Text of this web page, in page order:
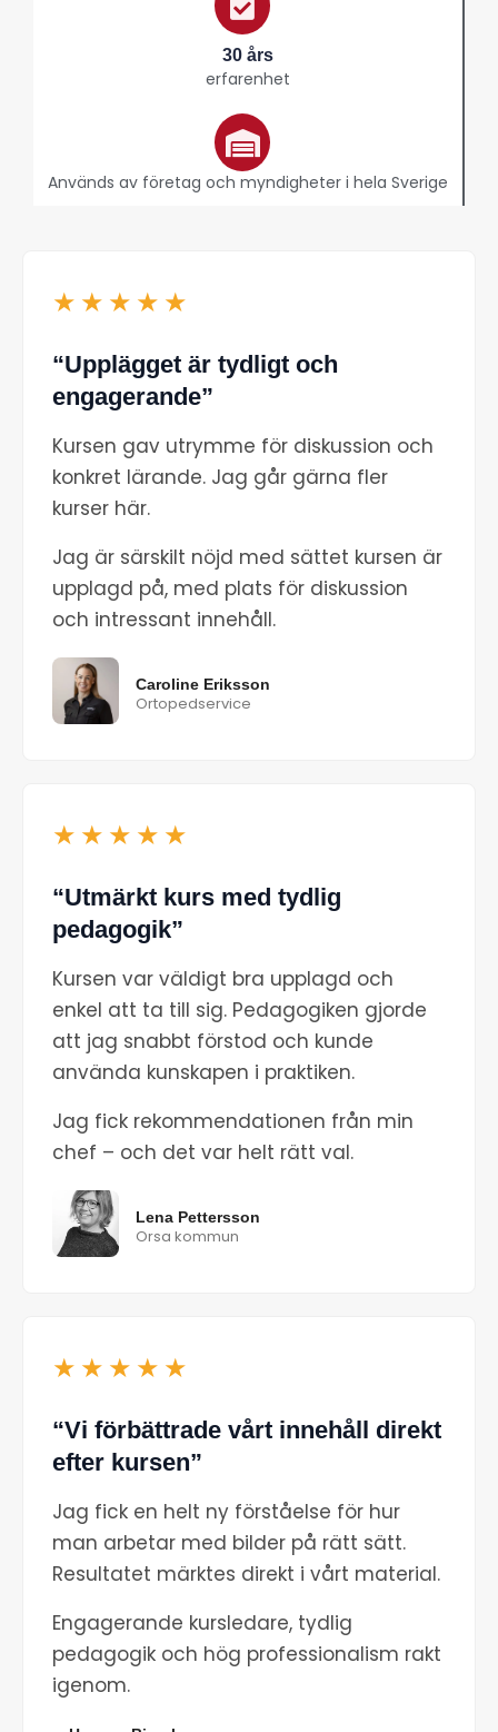
30 års
erfarenhet
Används av företag och myndigheter i hela Sverige
★★★★★
“Upplägget är tydligt och
engagerande”
Kursen gav utrymme för diskussion och
konkret lärande. Jag går gärna fler
kurser här.
Jag är särskilt nöjd med sättet kursen är
upplagd på, med plats för diskussion
och intressant innehåll.
Caroline Eriksson
Ortopedservice
★★★★★
“Utmärkt kurs med tydlig
pedagogik”
Kursen var väldigt bra upplagd och
enkel att ta till sig. Pedagogiken gjorde
att jag snabbt förstod och kunde
använda kunskapen i praktiken.
Jag fick rekommendationen från min
chef – och det var helt rätt val.
Lena Pettersson
Orsa kommun
★★★★★
“Vi förbättrade vårt innehåll direkt
efter kursen”
Jag fick en helt ny förståelse för hur
man arbetar med bilder på rätt sätt.
Resultatet märktes direkt i vårt material.
Engagerande kursledare, tydlig
pedagogik och hög professionalism rakt
igenom.